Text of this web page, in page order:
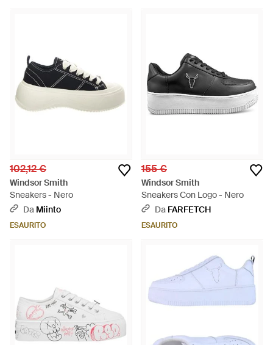
102,12 €
Windsor Smith
Sneakers - Nero
Da Miinto
ESAURITO
155 €
Windsor Smith
Sneakers Con Logo - Nero
Da FARFETCH
ESAURITO